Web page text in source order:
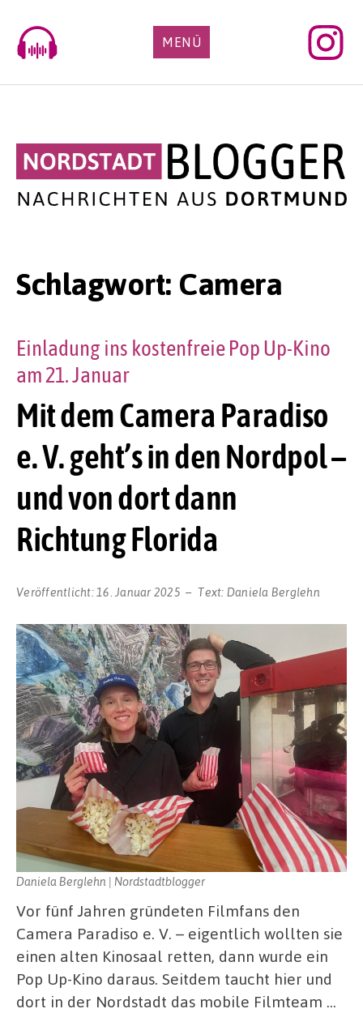
content
MENÜ
Schlagwort: Camera
Mit dem Camera Paradiso
e. V. geht’s in den Nordpol –
und von dort dann
Richtung Florida
Einladung ins kostenfreie Pop Up-Kino
am 21. Januar
Veröffentlicht: 16. Januar 2025 Text: Daniela Berglehn
Daniela Berglehn | Nordstadtblogger
Vor fünf Jahren gründeten Filmfans den
Camera Paradiso e. V. – eigentlich wollten sie
einen alten Kinosaal retten, dann wurde ein
Pop Up-Kino daraus. Seitdem taucht hier und
dort in der Nordstadt das mobile Filmteam …